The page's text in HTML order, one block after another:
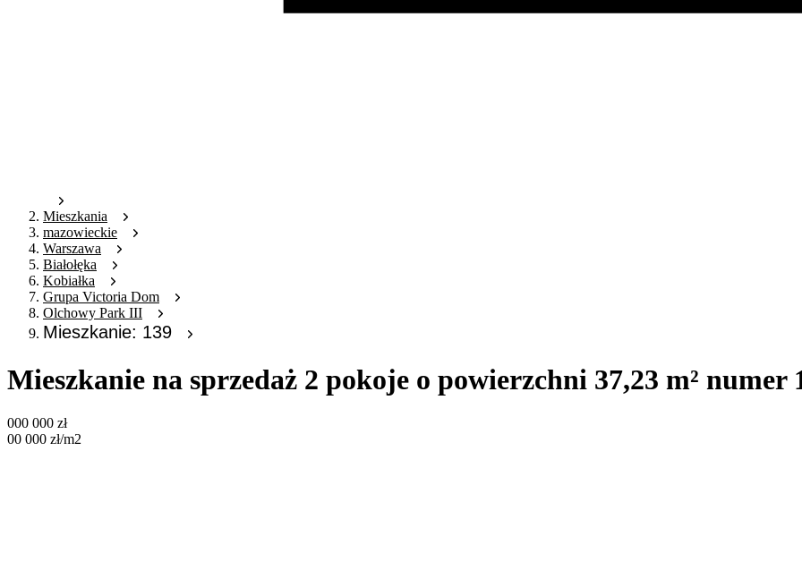
Mieszkania
mazowieckie
Warszawa
Białołęka
Kobiałka
Grupa Victoria Dom
Olchowy Park III
Mieszkanie: 139
Mieszkanie na sprzedaż 2 pokoje o powierzchni 37,23 m² numer
000 000 zł
00 000 zł/m2